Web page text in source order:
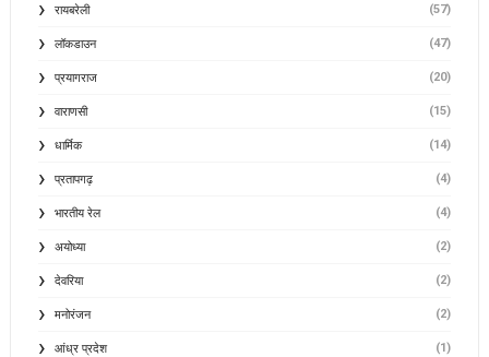
रायबरेली (57)
लॉकडाउन (47)
प्रयागराज (20)
वाराणसी (15)
धार्मिक (14)
प्रतापगढ़ (4)
भारतीय रेल (4)
अयोध्या (2)
देवरिया (2)
मनोरंजन (2)
आंध्र प्रदेश (1)